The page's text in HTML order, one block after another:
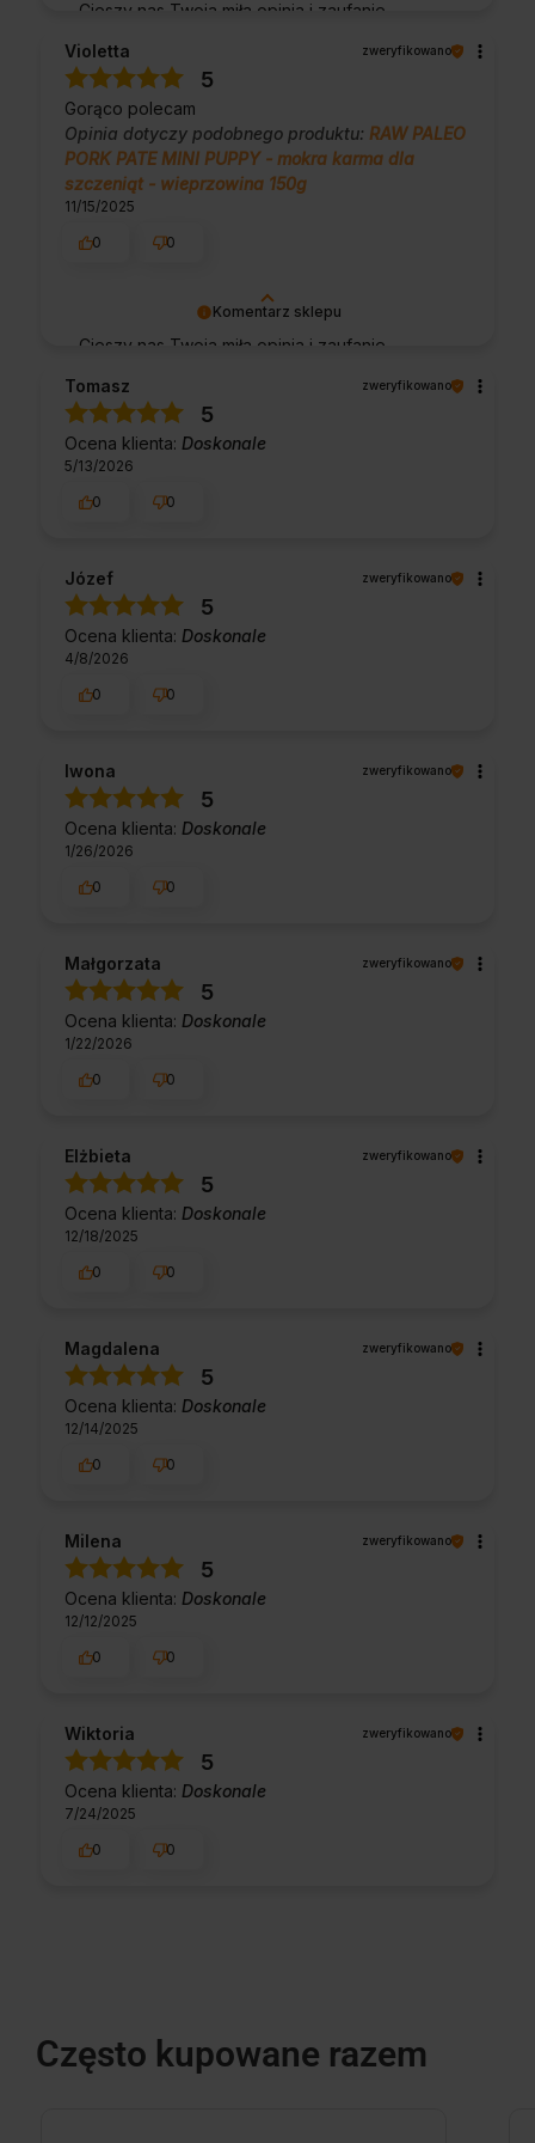
Cieszy nas Twoja miła opinia i zaufanie.
klientów jak Ty. Z pozdrowieniami, obsługa
sklepu.
Komentarz sklepu
Cieszy nas Twoja miła opinia i zaufanie.
klientów jak Ty. Z pozdrowieniami, obsługa
sklepu.
Violetta zweryfikowano
5
Gorąco polecam
Opinia dotyczy podobnego produktu: RAW PALEO
PORK PATE MINI PUPPY - mokra karma dla
szczeniąt - wieprzowina 150g
11/15/2025
0
0
Tomasz zweryfikowano
5
Ocena klienta: Doskonale
5/13/2026
0
0
Józef zweryfikowano
5
Ocena klienta: Doskonale
4/8/2026
0
0
Iwona zweryfikowano
5
Ocena klienta: Doskonale
1/26/2026
0
0
Małgorzata zweryfikowano
5
Ocena klienta: Doskonale
1/22/2026
0
0
Elżbieta zweryfikowano
5
Ocena klienta: Doskonale
12/18/2025
0
0
Magdalena zweryfikowano
5
Ocena klienta: Doskonale
12/14/2025
0
0
Milena zweryfikowano
5
Ocena klienta: Doskonale
12/12/2025
0
0
Wiktoria zweryfikowano
5
Ocena klienta: Doskonale
7/24/2025
0
0
Często kupowane razem